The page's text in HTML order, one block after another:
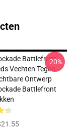
Battlefront
Vechten Tegen
Ontwerp
Battlefront
-20%